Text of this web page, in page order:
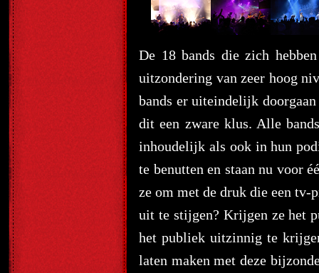
De 18 bands die zich
uitzondering van zeer hoog
bands er uiteindelijk
dit een zware klus. Alle
inhoudelijk als ook in hun
te benutten en staan nu voor
ze om met de druk die een
uit te stijgen? Krijgen ze het
het publiek uitzinnig te
laten maken met deze